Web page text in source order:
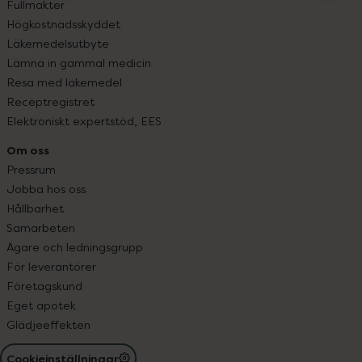
Fullmakter
Högkostnadsskyddet
Läkemedelsutbyte
Lämna in gammal medicin
Resa med läkemedel
Receptregistret
Elektroniskt expertstöd, EES
Om oss
Pressrum
Jobba hos oss
Hållbarhet
Samarbeten
Ägare och ledningsgrupp
För leverantörer
Företagskund
Eget apotek
Glädjeeffekten
Cookieinställningar